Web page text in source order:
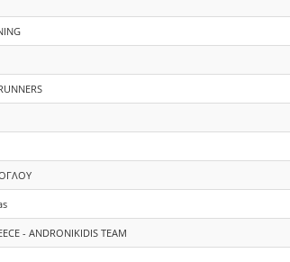
- ANDRONIKIDIS TEAM